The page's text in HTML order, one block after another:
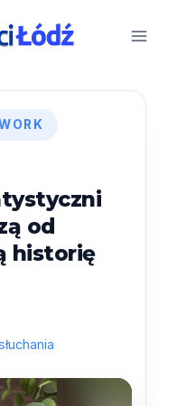
od
historię